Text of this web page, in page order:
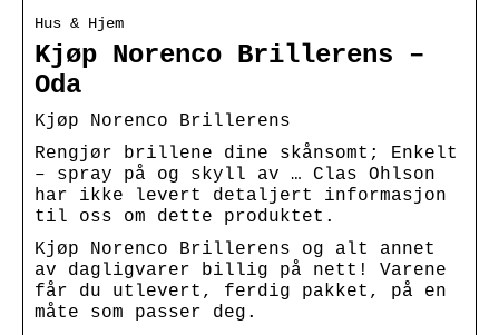
Hus & Hjem
Kjøp Norenco Brillerens –
Oda
Kjøp Norenco Brillerens
Rengjør brillene dine skånsomt; Enkelt
– spray på og skyll av … Clas Ohlson
har ikke levert detaljert informasjon
til oss om dette produktet.
Kjøp Norenco Brillerens og alt annet
av dagligvarer billig på nett! Varene
får du utlevert, ferdig pakket, på en
måte som passer deg.